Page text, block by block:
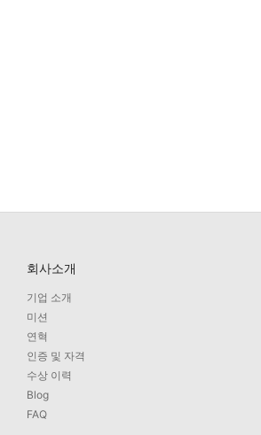
회사소개
기업 소개
미션
연혁
인증 및 자격
수상 이력
Blog
FAQ